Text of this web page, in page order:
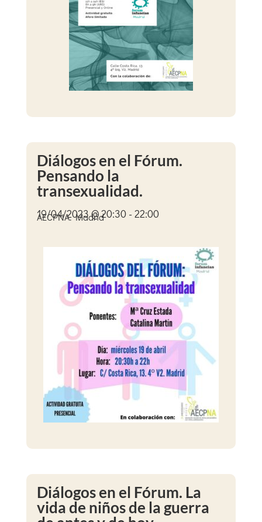
Diálogos en el Fórum.
Pensando la
transexualidad.
19/04/2023 @ 20:30 - 22:00
AECPNA. Madrid
Diálogos en el Fórum. La
vida de niños de la guerra